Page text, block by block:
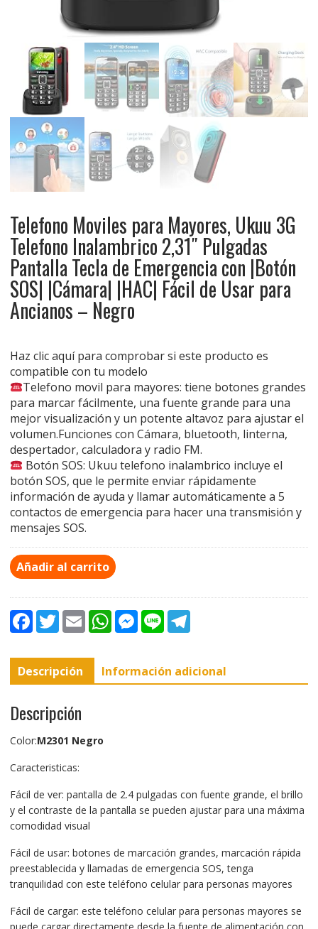
Telefono Moviles para Mayores, Ukuu 3G
Telefono Inalambrico 2,31″ Pulgadas
Pantalla Tecla de Emergencia con |Botón
SOS| |Cámara| |HAC| Fácil de Usar para
Ancianos – Negro
Haz clic aquí para comprobar si este producto es
compatible con tu modelo
Telefono movil para mayores: tiene botones grandes
para marcar fácilmente, una fuente grande para una
mejor visualización y un potente altavoz para ajustar el
volumen.Funciones con Cámara, bluetooth, linterna,
despertador, calculadora y radio FM.
Botón SOS: Ukuu telefono inalambrico incluye el
botón SOS, que le permite enviar rápidamente
información de ayuda y llamar automáticamente a 5
contactos de emergencia para hacer una transmisión y
mensajes SOS.
Añadir al carrito
F
a
b
o
o
T
w
t
e
r
E
m
l
W
h
A
p
M
e
n
g
L
i
T
e
r
a
Descripción Información adicional
Descripción
Color:M2301 Negro
Caracteristicas:
Fácil de ver: pantalla de 2.4 pulgadas con fuente grande, el brillo
y el contraste de la pantalla se pueden ajustar para una máxima
comodidad visual
Fácil de usar: botones de marcación grandes, marcación rápida
preestablecida y llamadas de emergencia SOS, tenga
tranquilidad con este teléfono celular para personas mayores
Fácil de cargar: este teléfono celular para personas mayores se